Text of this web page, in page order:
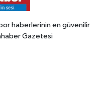
haberlerinin en güvenilir
Gazetesi